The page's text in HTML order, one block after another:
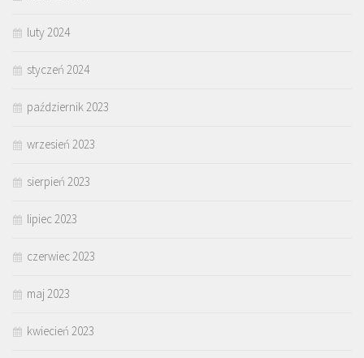
luty 2024
styczeń 2024
październik 2023
wrzesień 2023
sierpień 2023
lipiec 2023
czerwiec 2023
maj 2023
kwiecień 2023